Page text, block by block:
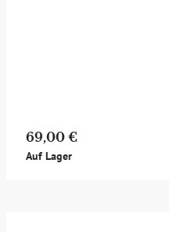
69,00 €
Auf Lager